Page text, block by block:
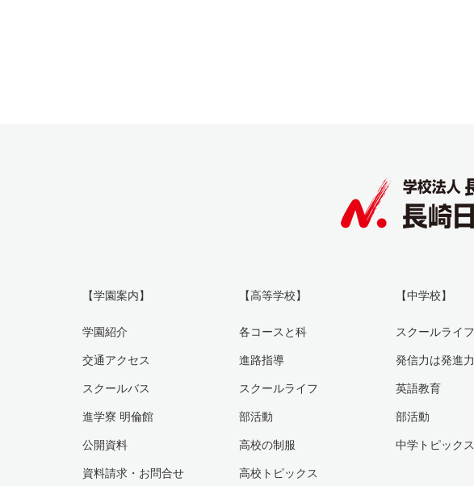
【学園案内】
学園紹介
交通アクセス
スクールバス
進学寮 明倫館
公開資料
資料請求・お問合せ
【高等学校】
各コースと科
進路指導
スクールライフ
部活動
高校の制服
高校トピックス
【中学校】
スクールライフ
発信力は発進力
英語教育
部活動
中学トピックス